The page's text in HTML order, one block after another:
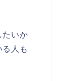
たいか
人も